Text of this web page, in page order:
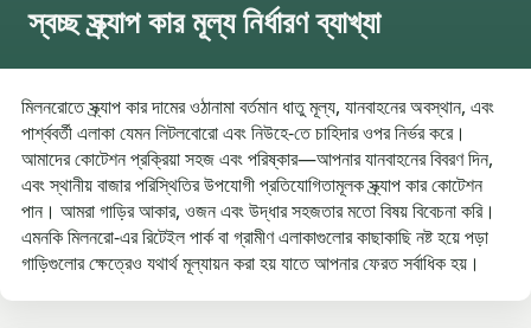
স্বচ্ছ স্ক্র্যাপ কার মূল্য নির্ধারণ ব্যাখ্যা
মিলনরোতে স্ক্র্যাপ কার দামের ওঠানামা বর্তমান ধাতু মূল্য, যানবাহনের অবস্থান, এবং
পার্শ্ববর্তী এলাকা যেমন লিটলবোরো এবং নিউহে-তে চাহিদার ওপর নির্ভর করে।
আমাদের কোটেশন প্রক্রিয়া সহজ এবং পরিষ্কার—আপনার যানবাহনের বিবরণ দিন,
এবং স্থানীয় বাজার পরিস্থিতির উপযোগী প্রতিযোগিতামূলক স্ক্র্যাপ কার কোটেশন
পান। আমরা গাড়ির আকার, ওজন এবং উদ্ধার সহজতার মতো বিষয় বিবেচনা করি।
এমনকি মিলনরো-এর রিটেইল পার্ক বা গ্রামীণ এলাকাগুলোর কাছাকাছি নষ্ট হয়ে পড়া
গাড়িগুলোর ক্ষেত্রেও যথার্থ মূল্যায়ন করা হয় যাতে আপনার ফেরত সর্বাধিক হয়।